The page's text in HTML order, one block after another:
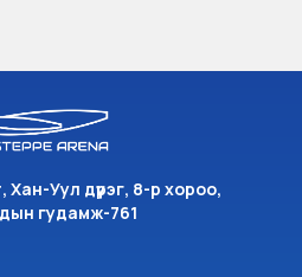
Уул дүүрэг, 8-р хороо,
гудамж-761